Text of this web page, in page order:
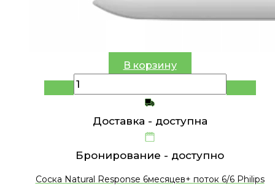
В корзину
Доставка - доступна
Бронирование - доступно
Соска Natural Response 6месяцев+ поток 6/6 Philips